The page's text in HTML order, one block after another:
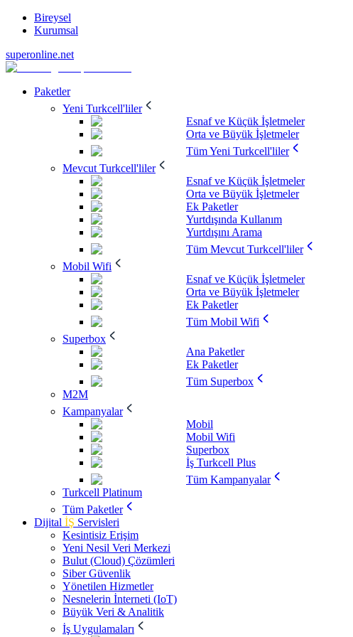
Bireysel
Kurumsal
superonline.net
Paketler
Yeni Turkcell'liler
Esnaf ve Küçük İşletmeler
Orta ve Büyük İşletmeler
Tüm Yeni Turkcell'liler
Mevcut Turkcell'liler
Esnaf ve Küçük İşletmeler
Orta ve Büyük İşletmeler
Ek Paketler
Yurtdışında Kullanım
Yurtdışını Arama
Tüm Mevcut Turkcell'liler
Mobil Wifi
Esnaf ve Küçük İşletmeler
Orta ve Büyük İşletmeler
Ek Paketler
Tüm Mobil Wifi
Superbox
Ana Paketler
Ek Paketler
Tüm Superbox
M2M
Kampanyalar
Mobil
Mobil Wifi
Superbox
İş Turkcell Plus
Tüm Kampanyalar
Turkcell Platinum
Tüm Paketler
Dijital İŞ Servisleri
Kesintisiz Erişim
Yeni Nesil Veri Merkezi
Bulut (Cloud) Çözümleri
Siber Güvenlik
Yönetilen Hizmetler
Nesnelerin İnterneti (IoT)
Büyük Veri & Analitik
İş Uygulamaları